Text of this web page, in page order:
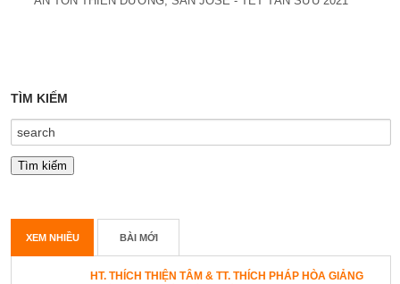
TÌM KIẾM
XEM NHIỀU BÀI MỚI
HT. THÍCH THIỆN TÂM & TT. THÍCH PHÁP HÒA GIẢNG